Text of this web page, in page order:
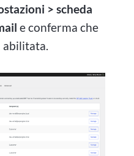
> scheda
e conferma che
abilitata.